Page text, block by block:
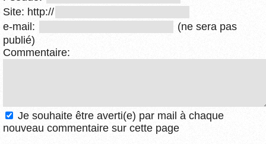
Site: http://
e-mail:
(ne sera pas
publié)
Commentaire:
Je souhaite être averti(e) par mail à chaque
nouveau commentaire sur cette page